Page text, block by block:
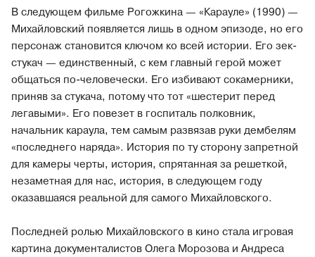
В следующем фильме Рогожкина — «Карауле» (1990) —
Михайловский появляется лишь в одном эпизоде, но его
персонаж становится ключом ко всей истории. Его зек-
стукач — единственный, с кем главный герой может
общаться по-человечески. Его избивают сокамерники,
приняв за стукача, потому что тот «шестерит перед
легавыми». Его повезет в госпиталь полковник,
начальник караула, тем самым развязав руки дембелям
«последнего наряда». История по ту сторону запретной
для камеры черты, история, спрятанная за решеткой,
незаметная для нас, история, в следующем году
оказавшаяся реальной для самого Михайловского.
Последней ролью Михайловского в кино стала игровая
картина документалистов Олега Морозова и Андреса